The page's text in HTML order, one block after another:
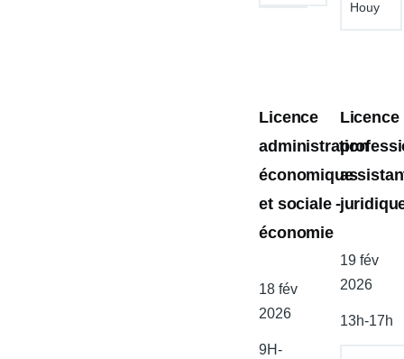
Houy
Licence
administration
économique
et sociale -
économie
Date
de
18 fév
2026
9H-
Licence
Date
de
19 fév
2026
13h-17h